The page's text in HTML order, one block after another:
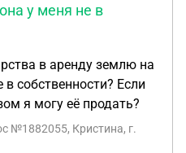
у меня не в
в аренду землю на
собственности? Если
я могу её продать?
№1882055, Кристина, г.